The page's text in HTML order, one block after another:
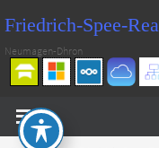
Inhalt
springen
Friedrich-Spee-
Neumagen-Dhron